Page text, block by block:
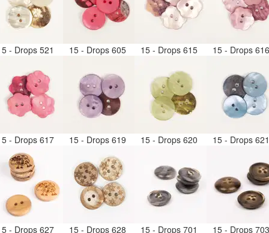
- Drops 521 15 - Drops 605 15 - Drops 615 15 - Drops
- Drops 617 15 - Drops 619 15 - Drops 620 15 - Drops
- Drops 627 15 - Drops 628 15 - Drops 701 15 - Drops